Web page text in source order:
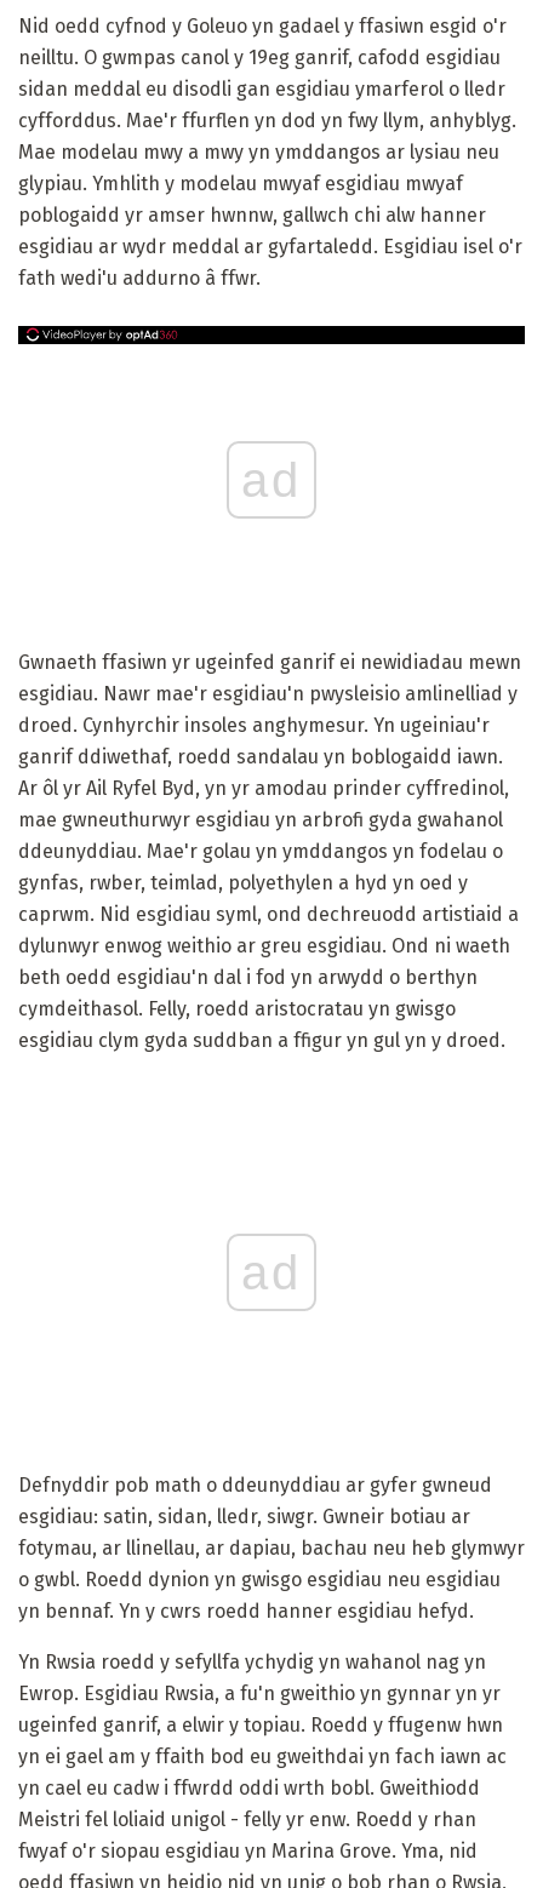
Nid oedd cyfnod y Goleuo yn gadael y ffasiwn esgid o'r
neilltu. O gwmpas canol y 19eg ganrif, cafodd esgidiau
sidan meddal eu disodli gan esgidiau ymarferol o lledr
cyfforddus. Mae'r ffurflen yn dod yn fwy llym, anhyblyg.
Mae modelau mwy a mwy yn ymddangos ar lysiau neu
glypiau. Ymhlith y modelau mwyaf esgidiau mwyaf
poblogaidd yr amser hwnnw, gallwch chi alw hanner
esgidiau ar wydr meddal ar gyfartaledd. Esgidiau isel o'r
fath wedi'u addurno â ffwr.
ad
Gwnaeth ffasiwn yr ugeinfed ganrif ei newidiadau mewn
esgidiau. Nawr mae'r esgidiau'n pwysleisio amlinelliad y
droed. Cynhyrchir insoles anghymesur. Yn ugeiniau'r
ganrif ddiwethaf, roedd sandalau yn boblogaidd iawn.
Ar ôl yr Ail Ryfel Byd, yn yr amodau prinder cyffredinol,
mae gwneuthurwyr esgidiau yn arbrofi gyda gwahanol
ddeunyddiau. Mae'r golau yn ymddangos yn fodelau o
gynfas, rwber, teimlad, polyethylen a hyd yn oed y
caprwm. Nid esgidiau syml, ond dechreuodd artistiaid a
dylunwyr enwog weithio ar greu esgidiau. Ond ni waeth
beth oedd esgidiau'n dal i fod yn arwydd o berthyn
cymdeithasol. Felly, roedd aristocratau yn gwisgo
esgidiau clym gyda suddban a ffigur yn gul yn y droed.
ad
Defnyddir pob math o ddeunyddiau ar gyfer gwneud
esgidiau: satin, sidan, lledr, siwgr. Gwneir botiau ar
fotymau, ar llinellau, ar dapiau, bachau neu heb glymwyr
o gwbl. Roedd dynion yn gwisgo esgidiau neu esgidiau
yn bennaf. Yn y cwrs roedd hanner esgidiau hefyd.
Yn Rwsia roedd y sefyllfa ychydig yn wahanol nag yn
Ewrop. Esgidiau Rwsia, a fu'n gweithio yn gynnar yn yr
ugeinfed ganrif, a elwir y topiau. Roedd y ffugenw hwn
yn ei gael am y ffaith bod eu gweithdai yn fach iawn ac
yn cael eu cadw i ffwrdd oddi wrth bobl. Gweithiodd
Meistri fel loliaid unigol - felly yr enw. Roedd y rhan
fwyaf o'r siopau esgidiau yn Marina Grove. Yma, nid
oedd ffasiwn yn heidio nid yn unig o bob rhan o Rwsia,